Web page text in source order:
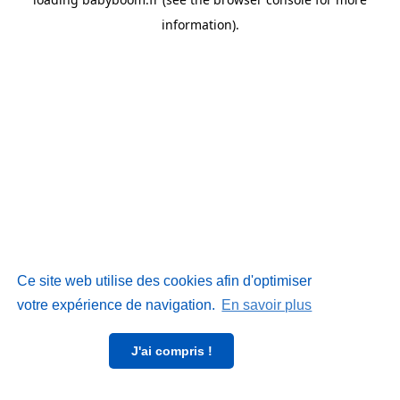
Ce site web utilise des cookies afin d'optimiser
votre expérience de navigation. En savoir plus
J'ai compris !
information).